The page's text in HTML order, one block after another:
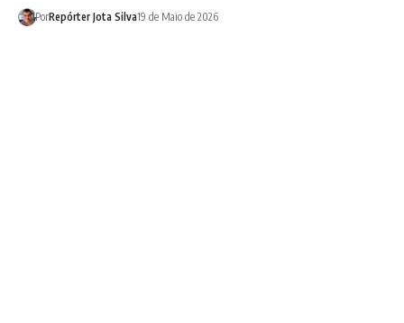
PorRepórter Jota Silva19 de Maio de 2026